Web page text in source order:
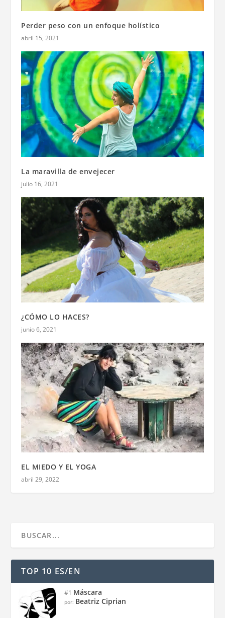
Perder peso con un enfoque holístico
abril 15, 2021
La maravilla de envejecer
julio 16, 2021
¿CÓMO LO HACES?
junio 6, 2021
EL MIEDO Y EL YOGA
abril 29, 2022
TOP 10 ES/EN
#1 Máscara
por: Beatriz Ciprian